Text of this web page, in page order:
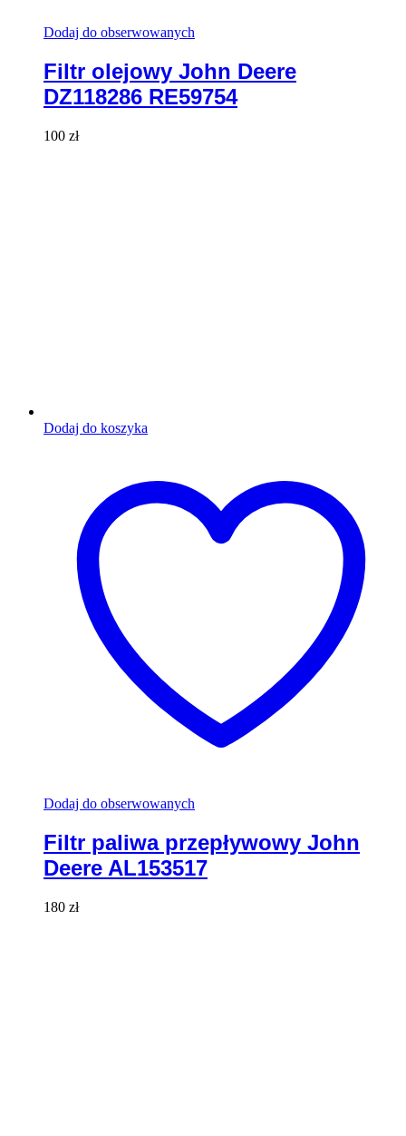
Dodaj do obserwowanych
Filtr olejowy John Deere
DZ118286 RE59754
100 zł
Dodaj do koszyka
Dodaj do obserwowanych
Filtr paliwa przepływowy John
Deere AL153517
180 zł